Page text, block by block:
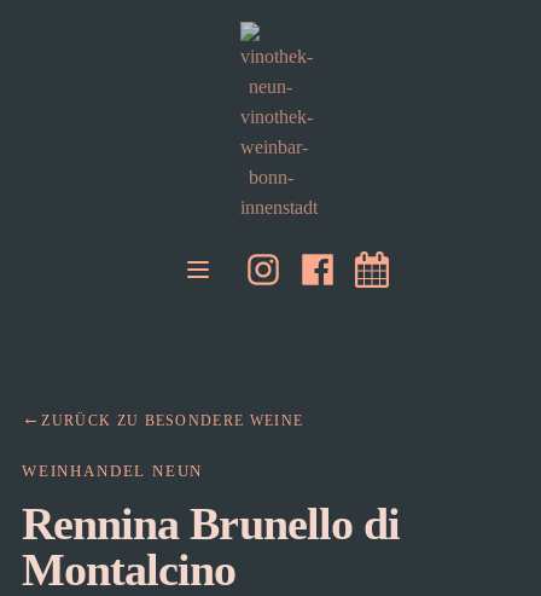
ZURÜCK ZU BESONDERE WEINE
WEINHANDEL NEUN
Rennina Brunello di
Montalcino